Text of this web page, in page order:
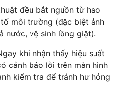
đều bắt nguồn từ hao
môi trường (đặc biệt ảnh
nước, vệ sinh lồng giặt).
khi nhận thấy hiệu suất
cảnh báo lỗi trên màn hình
kiểm tra để tránh hư hỏng